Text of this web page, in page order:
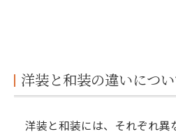
洋装と和装の違いにつ
洋装と和装には、それぞれ異